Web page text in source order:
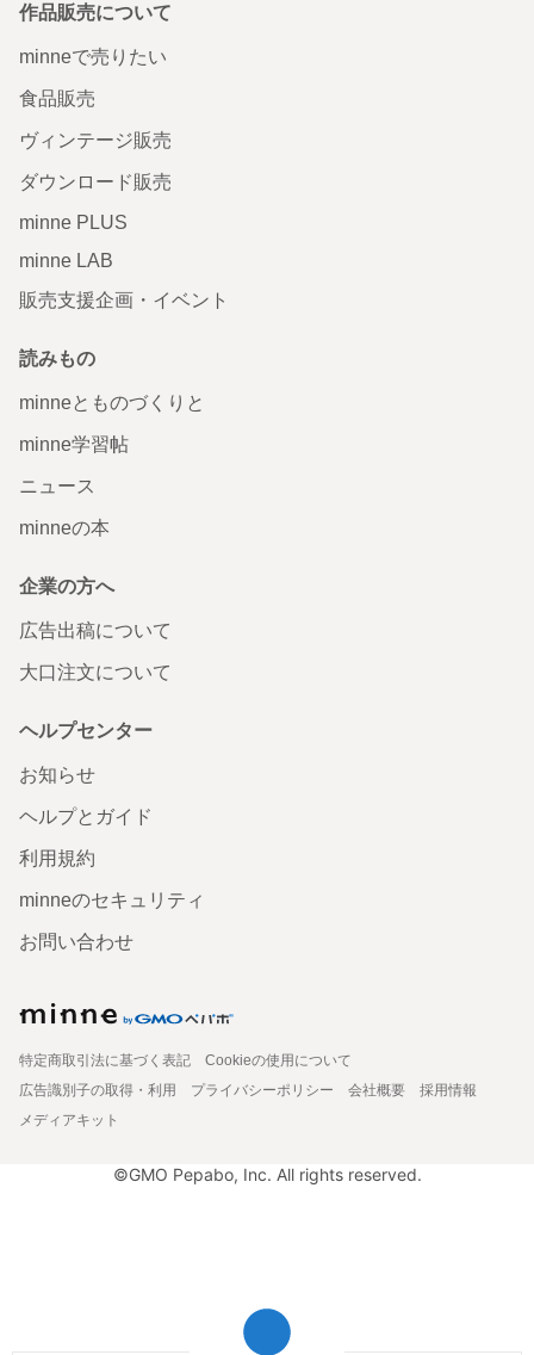
作品販売について
minneで売りたい
食品販売
ヴィンテージ販売
ダウンロード販売
minne PLUS
minne LAB
販売支援企画・イベント
読みもの
minneとものづくりと
minne学習帖
ニュース
minneの本
企業の方へ
広告出稿について
大口注文について
ヘルプセンター
お知らせ
ヘルプとガイド
利用規約
minneのセキュリティ
お問い合わせ
特定商取引法に基づく表記
Cookieの使用について
広告識別子の取得・利用
プライバシーポリシー 会社概要
採用情報
メディアキット
©GMO Pepabo, Inc. All rights reserved.